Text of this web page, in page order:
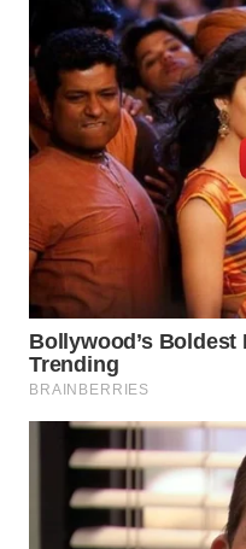
WN
SOLO
WN
BOROBUDUR
WN
MADURA
WN
SURABAYA
WN
NATUNA
WN
BINTAN